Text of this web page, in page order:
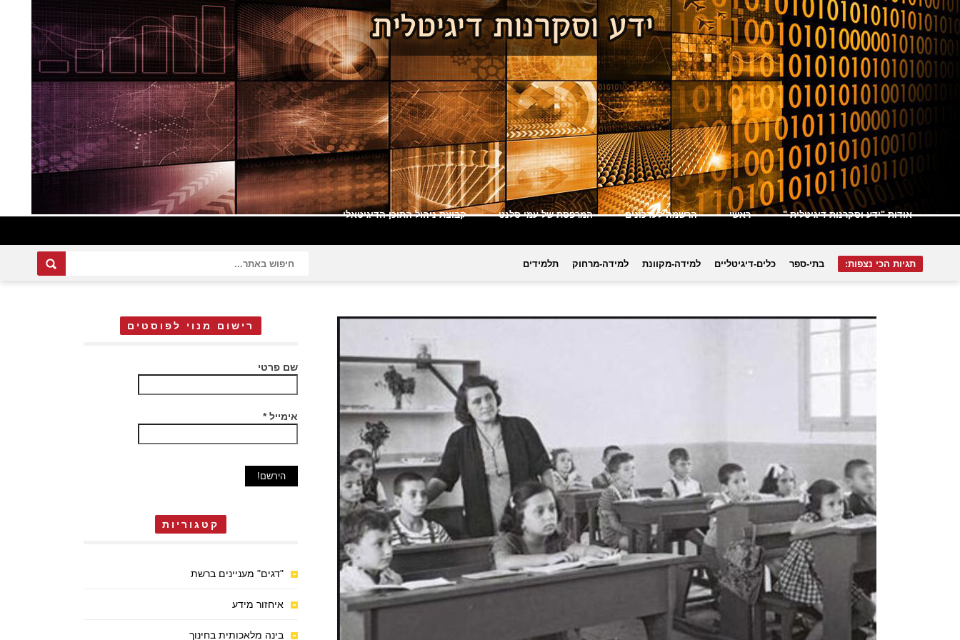
אודות "ידע וסקרנות דיגיטלית " ראשי הרשמה לעדכונים המרפסת של עמי סלנט קבוצת ניהול התוכן הדיגיטאלי
תגיות הכי נצפות: בתי-ספר כלים-דיגיטליים למידה-מקוונת למידה-מרחוק תלמידים
רישום מנוי לפוסטים
שם פרטי
אימייל*
קטגוריות
"דגים" מעניינים ברשת
איחזור מידע
בינה מלאכותית בחינוך